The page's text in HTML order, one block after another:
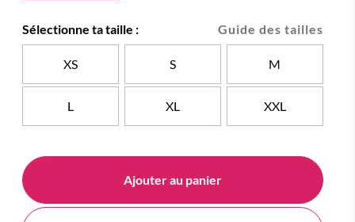
Guide des tailles
Sélectionne ta taille :
XS S M
L XL XXL
Ajouter au panier